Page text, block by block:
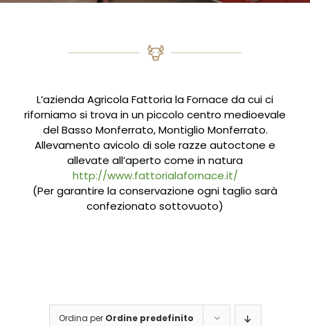
L’azienda Agricola Fattoria la Fornace da cui ci
riforniamo si trova in un piccolo centro medioevale
del Basso Monferrato, Montiglio Monferrato.
Allevamento avicolo di sole razze autoctone e
allevate all’aperto come in natura
http://www.fattorialafornace.it/
(Per garantire la conservazione ogni taglio sarà
confezionato sottovuoto)
Ordina per Ordine predefinito